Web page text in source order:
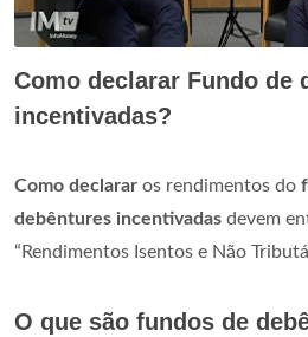
Como declarar Fundo de
incentivadas?
Como declarar os rendimentos do
debêntures incentivadas devem
“Rendimentos Isentos e Não
O que são fundos de